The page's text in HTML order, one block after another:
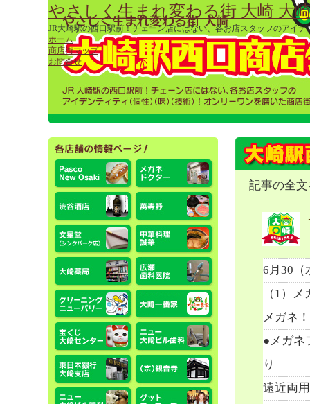
やさしく生まれ変わる街 大崎 大
JR大崎駅の西口駅前！チェーン店にはない、各お店スタッフのアイ
ホーム
商店街マップ
お問合せ
記事の全
6月30（
（1）
メガネ
●メガネ
り
遠近両